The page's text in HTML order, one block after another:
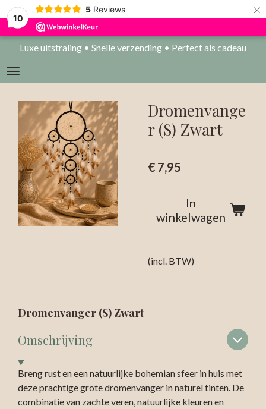
10
5 Reviews ×
Luxe uitstraling • Snelle verzending • Perfect als cadeau
Dromenvange
r (S) Zwart
€ 7,95
In
winkelwagen
(incl. BTW)
Dromenvanger (S) Zwart
Omschrijving
Breng rust en een natuurlijke bohemian sfeer in huis met
deze prachtige grote dromenvanger in naturel tinten. De
combinatie van zachte veren, natuurlijke kleuren en